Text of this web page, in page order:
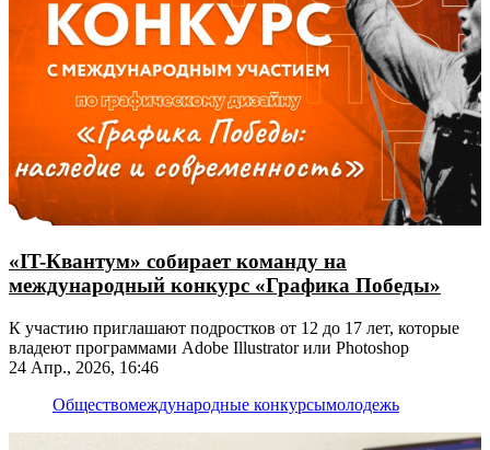
«IT-Квантум» собирает команду на
международный конкурс «Графика Победы»
К участию приглашают подростков от 12 до 17 лет, которые
владеют программами Adobe Illustrator или Photoshop
24 Апр., 2026, 16:46
Обществомеждународные конкурсымолодежь